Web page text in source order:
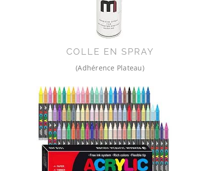
COLLE EN SPRAY
(Adhérence Plateau)